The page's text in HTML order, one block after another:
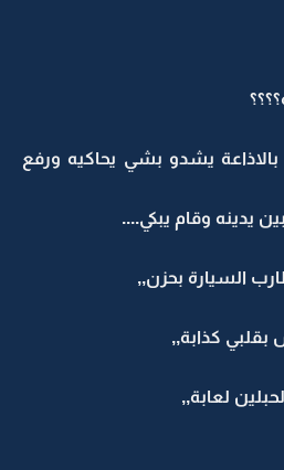
يشدو بشي يحاكيه ورفع
يدينه وقام يبكي....
السيارة بحزن,,
بقلبي كذابة,,
لعابة,,